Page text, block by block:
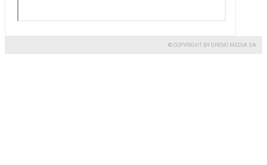
© COPYRIGHT BY GREMI MEDIA SA